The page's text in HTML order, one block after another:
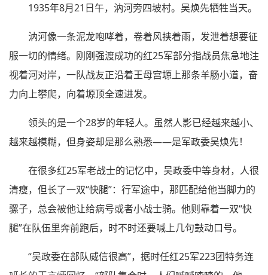
1935年8月21日午，汭河旁四坡村。吴焕先牺牲当天。
汭河像一条泥龙咆哮着，卷着风挟着雨，发泄着想要征
服一切的情绪。刚刚强渡成功的红25军部分指战员焦急地注
视着河对岸，一队战友正沿着王母宫塬上那条羊肠小道，奋
力向上攀爬，向着塬顶全速进发。
领头的是一个28岁的年轻人。虽然人影已经越来越小、
越来越模糊，但身姿却是那么熟悉——是军政委吴焕先！
在很多红25军老战士的记忆中，吴政委中等身材，人很
清瘦，但长了一双“快腿”：行军途中，那匹配给他当脚力的
骡子，总会被他让给病号或者小战士骑。他则靠着一双“快
腿”在队伍里奔前跑后，时不时还要喊上几句鼓动口号。
“吴政委在部队威信很高”，据时任红25军223团特务连